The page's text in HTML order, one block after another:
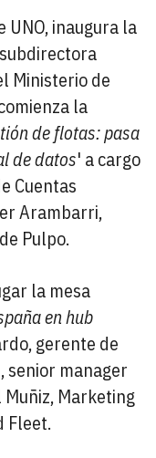
UNO, inaugura la
Ministerio de
la
de flotas: pasa
de datos' a cargo
Cuentas
Arambarri,
Pulpo.
la mesa
en hub
gerente de
senior manager
Marketing
Fleet.